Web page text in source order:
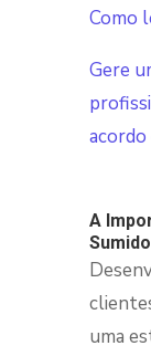
Como
Gere
acordo
A
uma